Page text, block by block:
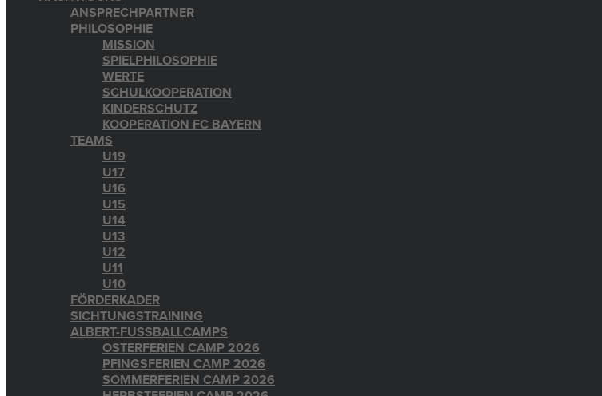
ANSPRECHPARTNER
PHILOSOPHIE
MISSION
SPIELPHILOSOPHIE
WERTE
SCHULKOOPERATION
KINDERSCHUTZ
KOOPERATION FC BAYERN
TEAMS
U19
U17
U16
U15
U14
U13
U12
U11
U10
FÖRDERKADER
SICHTUNGSTRAINING
ALBERT-FUSSBALLCAMPS
OSTERFERIEN CAMP 2026
PFINGSFERIEN CAMP 2026
SOMMERFERIEN CAMP 2026